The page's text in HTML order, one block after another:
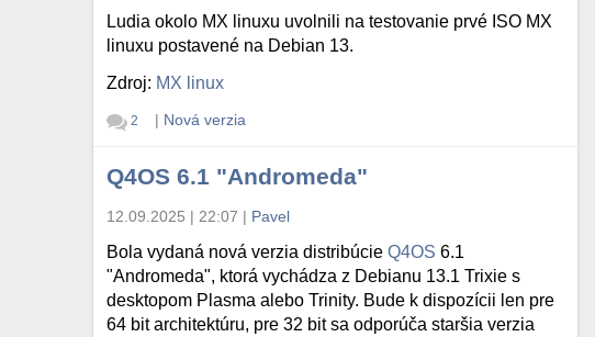
Ludia okolo MX linuxu uvolnili na testovanie prvé ISO MX
linuxu postavené na Debian 13.
Zdroj: MX linux
2 | Nová verzia
Q4OS 6.1 "Andromeda"
12.09.2025 | 22:07 | Pavel
Bola vydaná nová verzia distribúcieQ4OS 6.1
"Andromeda", ktorá vychádza z Debianu 13.1 Trixie s
desktopom Plasma alebo Trinity. Bude k dispozícii len pre
64 bit architektúru, pre 32 bit sa odporúča staršia verzia